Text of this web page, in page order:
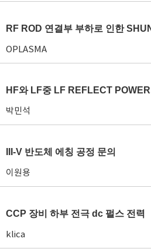
RF ROD 연결부 부하로 인한
OPLASMA
박민석
III-V 반도체 에칭 공정 문의
이원용
CCP 장비 하부 전극 dc 펄스 전력
klica